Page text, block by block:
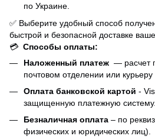
по Украине.
✅ Выберите удобный способ
быстрой и безопасной доставке
💳 Способы оплаты:
Наложенный платеж — расчет
почтовом отделении или курьеру
Оплата банковской картой -
защищенную платежную систему.
Безналичная оплата – по
физических и юридических лиц).